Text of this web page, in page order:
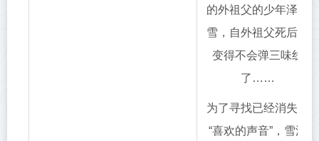
的外祖父的少年泽村
雪，自外祖父死后，
变得不会弹三味线
了……
为了寻找已经消失的
“喜欢的声音”，雪漫